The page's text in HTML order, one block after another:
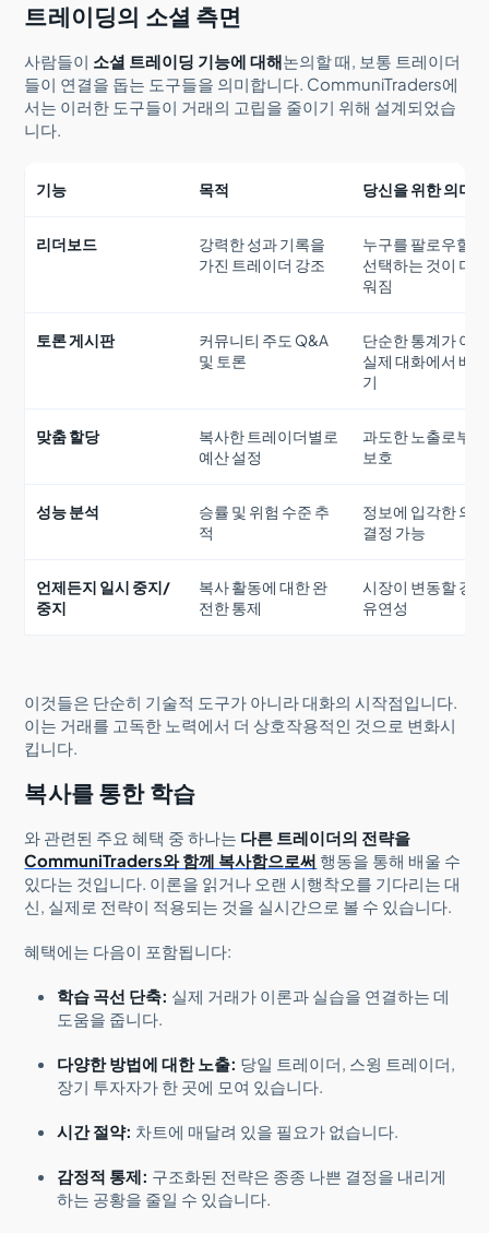
트레이딩의 소셜 측면
사람들이 소셜 트레이딩 기능에 대해논의할 때, 보통 트레이더
들이 연결을 돕는 도구들을 의미합니다. CommuniTraders에
서는 이러한 도구들이 거래의 고립을 줄이기 위해 설계되었습
니다.
기능 목적 당신을 위한 의미
리더보드
강력한 성과 기록을
가진 트레이더 강조
누구를 팔로우할지
선택하는 것이 더
워짐
토론 게시판
커뮤니티 주도 Q&A
및 토론
단순한 통계가 아닌
실제 대화에서 배우
기
맞춤 할당
복사한 트레이더별로
예산 설정
과도한 노출로부터
보호
성능 분석
승률 및 위험 수준 추
적
정보에 입각한 의사
결정 가능
언제든지 일시 중지/
중지
복사 활동에 대한 완
전한 통제
시장이 변동할 경우
유연성
이것들은 단순히 기술적 도구가 아니라 대화의 시작점입니다.
이는 거래를 고독한 노력에서 더 상호작용적인 것으로 변화시
킵니다.
복사를 통한 학습
와 관련된 주요 혜택 중 하나는 다른 트레이더의 전략을
CommuniTraders와 함께 복사함으로써 행동을 통해 배울 수
있다는 것입니다. 이론을 읽거나 오랜 시행착오를 기다리는 대
신, 실제로 전략이 적용되는 것을 실시간으로 볼 수 있습니다.
혜택에는 다음이 포함됩니다:
학습 곡선 단축: 실제 거래가 이론과 실습을 연결하는 데
도움을 줍니다.
다양한 방법에 대한 노출: 당일 트레이더, 스윙 트레이더,
장기 투자자가 한 곳에 모여 있습니다.
시간 절약: 차트에 매달려 있을 필요가 없습니다.
감정적 통제: 구조화된 전략은 종종 나쁜 결정을 내리게
하는 공황을 줄일 수 있습니다.